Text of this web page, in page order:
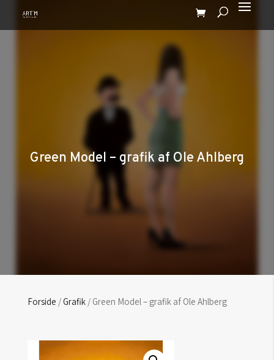
Green Model – grafik af Ole Ahlberg
Forside /Grafik/ Green Model – grafik af Ole Ahlberg